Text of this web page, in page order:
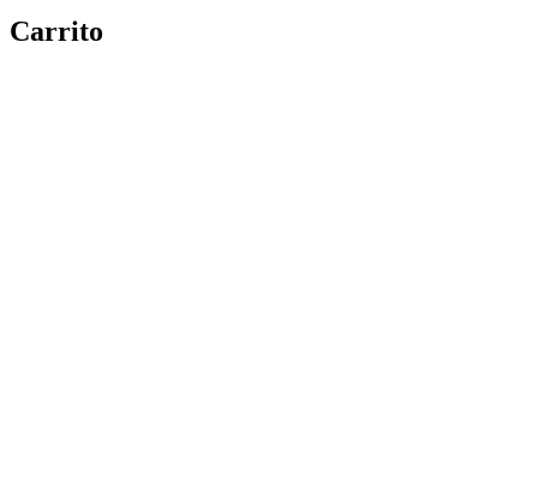
Carrito